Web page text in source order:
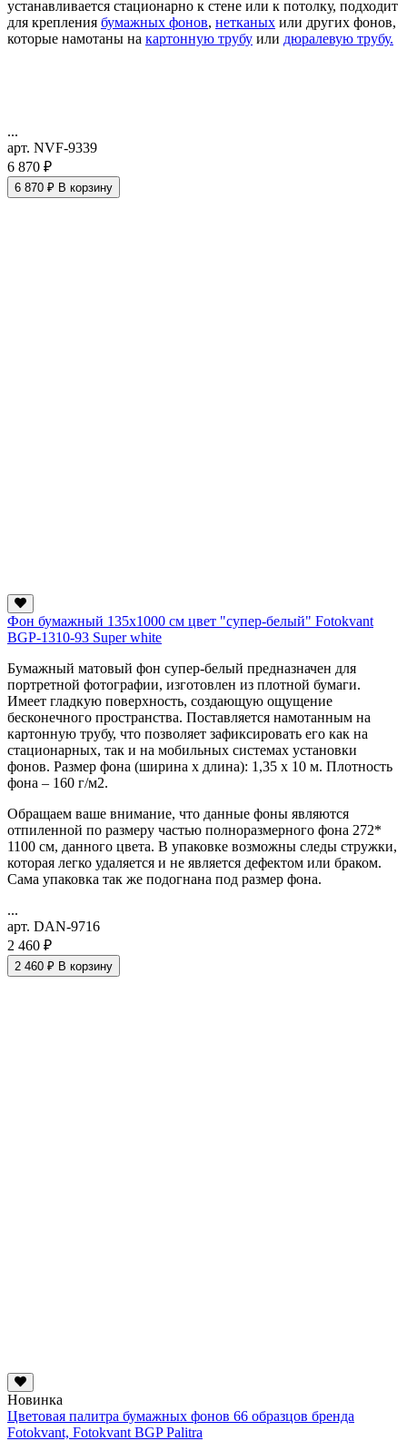
устанавливается стационарно к стене или к потолку, подходит
для крепления бумажных фонов, нетканых или других фонов,
которые намотаны на картонную трубу или дюралевую трубу.
...
арт. NVF-9339
6 870 ₽
6 870 ₽ В корзину
Фон бумажный 135х1000 см цвет "супер-белый" Fotokvant
BGP-1310-93 Super white
Бумажный матовый фон супер-белый предназначен для
портретной фотографии, изготовлен из плотной бумаги.
Имеет гладкую поверхность, создающую ощущение
бесконечного пространства. Поставляется намотанным на
картонную трубу, что позволяет зафиксировать его как на
стационарных, так и на мобильных системах установки
фонов. Размер фона (ширина х длина): 1,35 х 10 м. Плотность
фона – 160 г/м2.
Обращаем ваше внимание, что данные фоны являются
отпиленной по размеру частью полноразмерного фона 272*
1100 см, данного цвета. В упаковке возможны следы стружки,
которая легко удаляется и не является дефектом или браком.
Сама упаковка так же подогнана под размер фона.
...
арт. DAN-9716
2 460 ₽
2 460 ₽ В корзину
Новинка
Цветовая палитра бумажных фонов 66 образцов бренда
Fotokvant, Fotokvant BGP Palitra